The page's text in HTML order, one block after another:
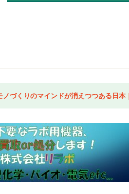
ノづくりのマインドが消えつつある日